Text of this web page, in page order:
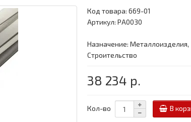
Код товара:669-01
Артикул: PA0030
Назначение: Металлоизделия,
Строительство
38 234 р.
Кол-во В